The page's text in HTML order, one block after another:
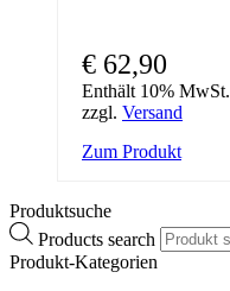
€ 62,90
Enthält 10% MwSt.
zzgl. Versand
Zum Produkt
Produktsuche
Products search
Produkt-Kategorien